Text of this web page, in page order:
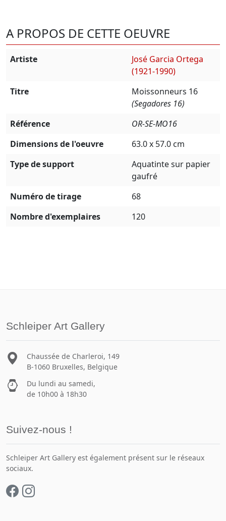
A PROPOS DE CETTE OEUVRE
Artiste
José Garcia Ortega
(1921-1990)
Titre
Moissonneurs 16
(Segadores 16)
Référence
OR-SE-MO16
Dimensions de l'oeuvre
63.0 x 57.0 cm
Type de support
Aquatinte sur papier
gaufré
Numéro de tirage
68
Nombre d'exemplaires
120
Schleiper Art Gallery
Chaussée de Charleroi, 149
B-1060 Bruxelles, Belgique
Du lundi au samedi,
de 10h00 à 18h30
Suivez-nous !
Schleiper Art Gallery est également présent sur le réseaux
sociaux.